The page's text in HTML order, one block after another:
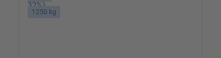
1250 kg